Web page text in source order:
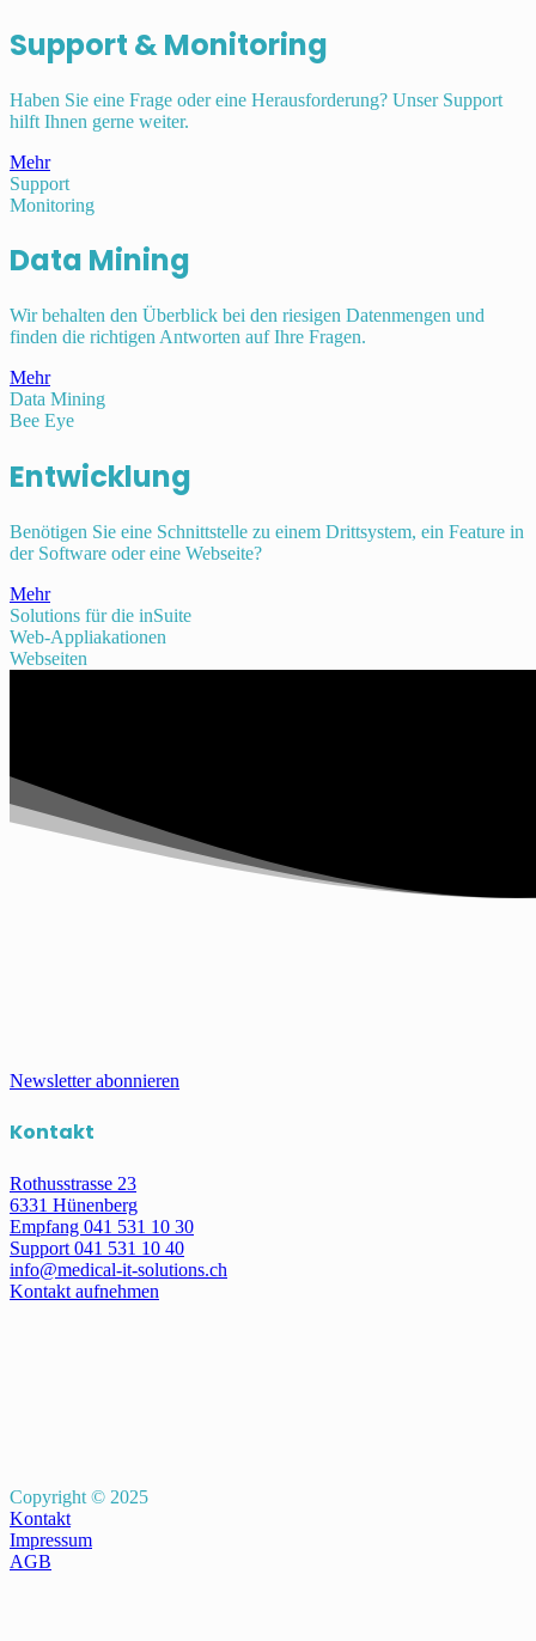
Support & Monitoring
Haben Sie eine Frage oder eine Herausforderung? Unser Support
hilft Ihnen gerne weiter.
Mehr
Support
Monitoring
Data Mining
Wir behalten den Überblick bei den riesigen Datenmengen und
finden die richtigen Antworten auf Ihre Fragen.
Mehr
Data Mining
Bee Eye
Entwicklung
Benötigen Sie eine Schnittstelle zu einem Drittsystem, ein Feature in
der Software oder eine Webseite?
Mehr
Solutions für die inSuite
Web-Appliakationen
Webseiten
Newsletter abonnieren
Kontakt
Rothusstrasse 23
6331 Hünenberg
Empfang 041 531 10 30
Support 041 531 10 40
info@medical-it-solutions.ch
Kontakt aufnehmen
Copyright © 2025
Kontakt
Impressum
AGB